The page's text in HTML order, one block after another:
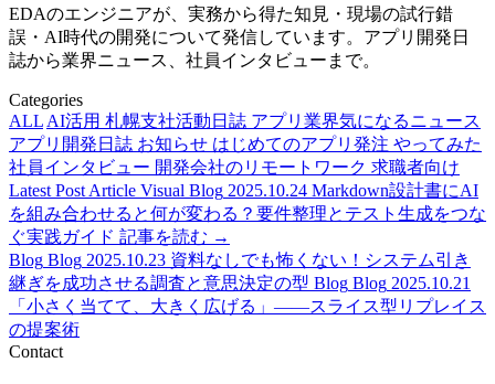
EDAのエンジニアが、実務から得た知見・現場の試行錯
誤・AI時代の開発について発信しています。アプリ開発日
誌から業界ニュース、社員インタビューまで。
Categories
ALL AI活用 札幌支社活動日誌 アプリ業界気になるニュース
アプリ開発日誌 お知らせ はじめてのアプリ発注 やってみた
社員インタビュー 開発会社のリモートワーク 求職者向け
Latest Post Article Visual Blog 2025.10.24 Markdown設計書にAI
を組み合わせると何が変わる？要件整理とテスト生成をつな
ぐ実践ガイド 記事を読む →
Blog Blog 2025.10.23 資料なしでも怖くない！システム引き
継ぎを成功させる調査と意思決定の型 Blog Blog 2025.10.21
「小さく当てて、大きく広げる」――スライス型リプレイス
の提案術
Contact